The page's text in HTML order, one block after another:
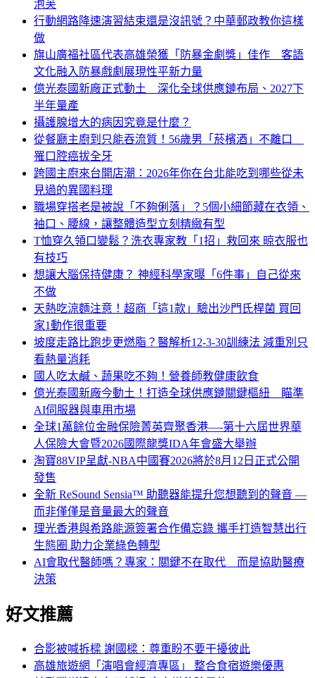
泡芙
行動網路降速演習結束還是沒訊號？中華郵政教你這樣
做
旗山廣福社區代表高雄榮獲「防暴金劇獎」佳作 客語
文化融入防暴戲劇展現性平新力量
億光泰國新廠正式動土 深化全球供應鏈布局、2027下
半年量產
攝護腺增大的病因究竟是什麼？
從餐廳主廚到只能吞流質！56歲男「菸檳酒」不離口
罹口腔癌拔全牙
跨國主廚來台開店潮：2026年你在台北能吃到哪些從未
見過的異國料理
職場穿搭老是被說「不夠俐落」？5個小細節藏在衣領、
袖口、腰線，讓整體造型立刻精緻有型
T恤穿久領口變鬆？洗衣專家教「1招」救回來 晾衣服也
有技巧
想讓大腦保持健康？ 神經科學家曝「6件事」自己從來
不做
天熱吃涼麵注意！超商「這1款」驗出沙門氏桿菌 買回
家1動作很重要
坡度走路比跑步更燃脂？醫解析12-3-30訓練法 減重別只
看熱量消耗
國人吃太鹹、蔬果吃不夠！營養師教健康飲食
億光泰國新廠今動土！打造全球供應鏈關鍵樞紐 瞄準
AI伺服器與車用市場
全球1萬餘位金融保險菁英齊聚香港—-第十六屆世界華
人保險大會暨2026國際龍獎IDA年會盛大舉辦
淘寶88VIP呈獻-NBA中國賽2026將於8月12日正式公開
發售
全新 ReSound Sensia™ 助聽器能提升您想聽到的聲音 —
而非僅僅是音量最大的聲音
理光香港與希路能源簽署合作備忘錄 攜手打造智慧出行
生態圈 助力企業綠色轉型
AI會取代醫師嗎？專家：關鍵不在取代 而是協助醫療
決策
好文推薦
合影被喊拆樑 謝國樑：尊重盼不要干擾彼此
高雄旅遊網「演唱會經濟專區」 整合食宿遊樂優惠